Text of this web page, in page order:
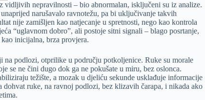
vidljivih nepravilnosti – bio abnormalan, isključeni su iz analize.
narušavalo ravnotežu, pa bi uključivanje takvih
nije zamišljen kao natjecanje u spretnosti, nego kao kontrola
“uglavnom dobro”, ali postoje sitni signali – blago posrtanje,
inicijalna, brza provjera.
na podlozi, otprilike u području potkoljenice. Ruke su morale
se ne čini dugo dok ga ne pokušate u miru, bez oslonca.
težište, a mozak u djeliću sekunde usklađuje informacije
ruke, na ravnoj podlozi, bez klizavih čarapa, i nikada ako